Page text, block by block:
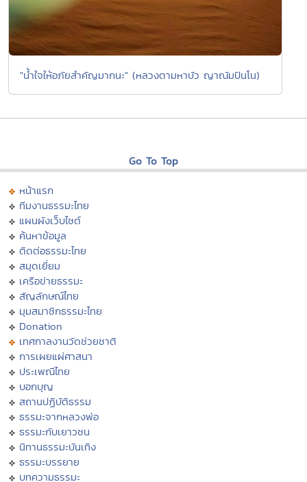
"น้ำใจให้อภัยสำคัญมากนะ" (หลวงตามหาบัว ญาณัมปันโน)
Go To Top
หน้าแรก
ทีมงานธรรมะไทย
แผนผังเว็บไซต์
ค้นหาข้อมูล
ติดต่อธรรมะไทย
สมุดเยี่ยม
เครือข่ายธรรมะ
สัญลักษณ์ไทย
มุมสมาชิกธรรมะไทย
Donation
เทศกาลงานวัดช่วยชาติ
การเผยแผ่ศาสนา
ประเพณีไทย
บอกบุญ
สถานปฏิบัติธรรม
ธรรมะจากหลวงพ่อ
ธรรมะกับเยาวชน
นิทานธรรมะบันเทิง
ธรรมะบรรยาย
บทความธรรมะ